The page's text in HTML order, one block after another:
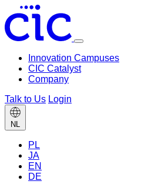
Toggle
menu
Innovation Campuses
CIC Catalyst
Company
Talk to Us Login
NL
language
PL
JA
EN
DE